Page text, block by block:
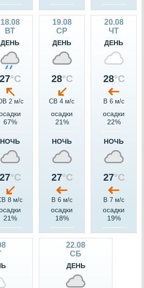
18.08
ВТ
ДЕНЬ
27°C
2 м/c
67%
НОЧЬ
27°C
8 м/c
21%
19.08
СР
ДЕНЬ
28°C
СВ 4 м/c
осадки
21%
НОЧЬ
27°C
В 6 м/c
осадки
18%
20.08
ЧТ
ДЕНЬ
28°C
В 6 м/c
осадки
22%
НОЧЬ
27°C
В 7 м/c
осадки
19%
22.08
СБ
ДЕНЬ